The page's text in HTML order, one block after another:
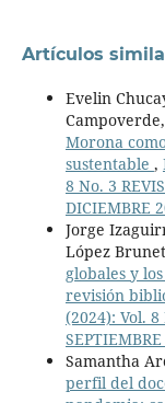
Artículos
Evelin
Campoverde,
Morona
sustentable ,
8 No. 3
DICIEMBRE
Jorge
López
globales y
revisión
(2024): Vol. 8
Samantha
perfil del